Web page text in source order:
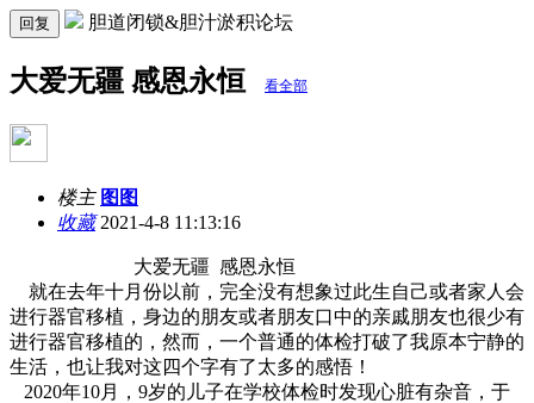
回复 胆道闭锁&胆汁淤积论坛
大爱无疆 感恩永恒 看全部
楼主 图图
收藏2021-4-8 11:13:16
大爱无疆 感恩永恒
就在去年十月份以前，完全没有想象过此生自己或者家人会
进行器官移植，身边的朋友或者朋友口中的亲戚朋友也很少有
进行器官移植的，然而，一个普通的体检打破了我原本宁静的
生活，也让我对这四个字有了太多的感悟！
2020年10月，9岁的儿子在学校体检时发现心脏有杂音，于